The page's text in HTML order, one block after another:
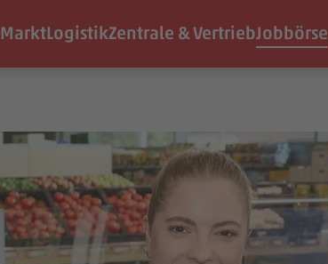
MarktLogistikZentrale & VertriebJobbörse